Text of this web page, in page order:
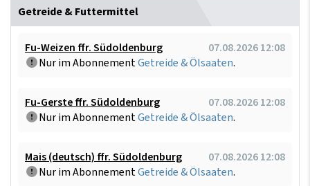
Getreide & Futtermittel
Fu-Weizen ffr. Südoldenburg
07.08.2026 12:08
Nur im AbonnementGetreide & Ölsaaten.
Fu-Gerste ffr. Südoldenburg
07.08.2026 12:08
Nur im AbonnementGetreide & Ölsaaten.
Mais (deutsch) ffr. Südoldenburg
07.08.2026 12:08
Nur im AbonnementGetreide & Ölsaaten.